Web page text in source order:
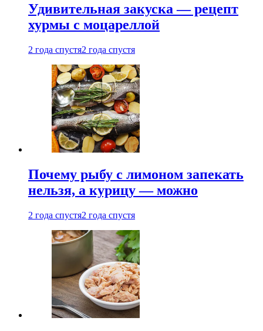
Удивительная закуска — рецепт
хурмы с моцареллой
2 года спустя2 года спустя
Почему рыбу с лимоном запекать
нельзя, а курицу — можно
2 года спустя2 года спустя